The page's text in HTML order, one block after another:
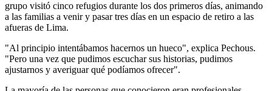
grupo visitó cinco refugios durante los dos primeros días, animando
a las familias a venir y pasar tres días en un espacio de retiro a las
afueras de Lima.
"Al principio intentábamos hacernos un hueco", explica Pechous.
"Pero una vez que pudimos escuchar sus historias, pudimos
ajustarnos y averiguar qué podíamos ofrecer".